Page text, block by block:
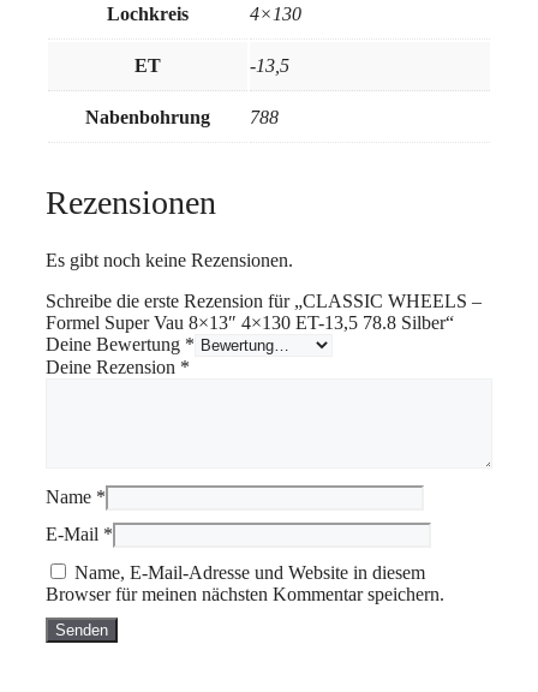
Lochkreis 4×130
ET -13,5
Nabenbohrung 788
Rezensionen
Es gibt noch keine Rezensionen.
Schreibe die erste Rezension für „CLASSIC WHEELS –
Formel Super Vau 8×13″ 4×130 ET-13,5 78.8 Silber“
Deine Bewertung *
Deine Rezension *
Name *
E-Mail *
Name, E-Mail-Adresse und Website in diesem
Browser für meinen nächsten Kommentar speichern.